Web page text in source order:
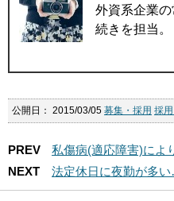
外資系企業
続きを担当。
公開日： 2015/03/05 募集・採用 採
PREV
私傷病(適応障害)によ
NEXT
法定休日に夜勤が多